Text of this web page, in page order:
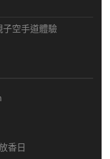
子空手道體驗
香日